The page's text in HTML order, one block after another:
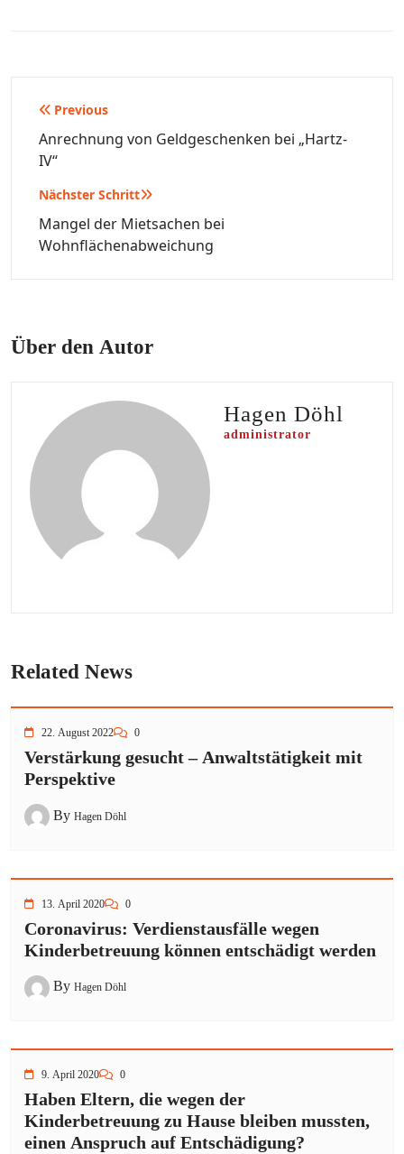
Beitragsnavigation
Previous
Anrechnung von Geldgeschenken bei „Hartz-
IV“
Nächster Schritt
Mangel der Mietsachen bei
Wohnflächenabweichung
Über den Autor
Hagen Döhl
administrator
Related News
22. August 2022 0
Verstärkung gesucht – Anwaltstätigkeit mit
Perspektive
By Hagen Döhl
13. April 2020 0
Coronavirus: Verdienstausfälle wegen
Kinderbetreuung können entschädigt werden
By Hagen Döhl
9. April 2020 0
Haben Eltern, die wegen der
Kinderbetreuung zu Hause bleiben mussten,
einen Anspruch auf Entschädigung?